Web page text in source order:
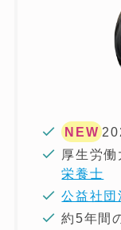
NEW
厚生労
栄養士
公益社団
約5年間